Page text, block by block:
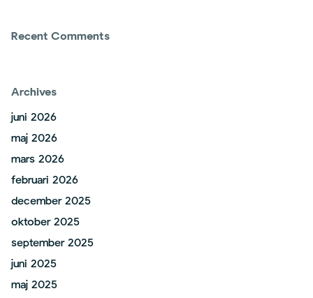
Recent Comments
Archives
juni 2026
maj 2026
mars 2026
februari 2026
december 2025
oktober 2025
september 2025
juni 2025
maj 2025